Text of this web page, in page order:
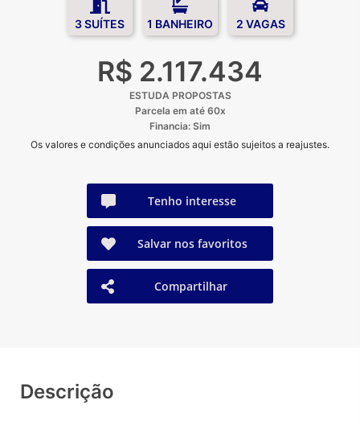
3 SUÍTES 1 BANHEIRO 2 VAGAS
R$ 2.117.434
ESTUDA PROPOSTAS
Parcela em até 60x
Financia: Sim
Os valores e condições anunciados aqui estão sujeitos a reajustes.
Tenho interesse
Salvar nos favoritos
Compartilhar
Descrição